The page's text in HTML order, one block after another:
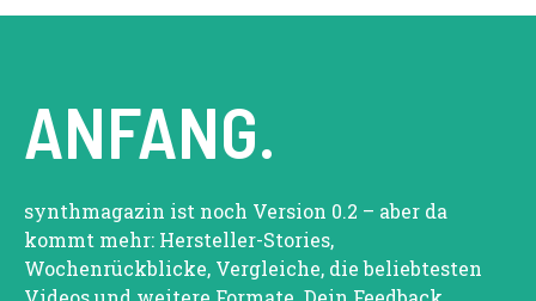
ANFANG.
synthmagazin ist noch Version 0.2 – aber da
kommt mehr: Hersteller-Stories,
Wochenrückblicke, Vergleiche, die beliebtesten